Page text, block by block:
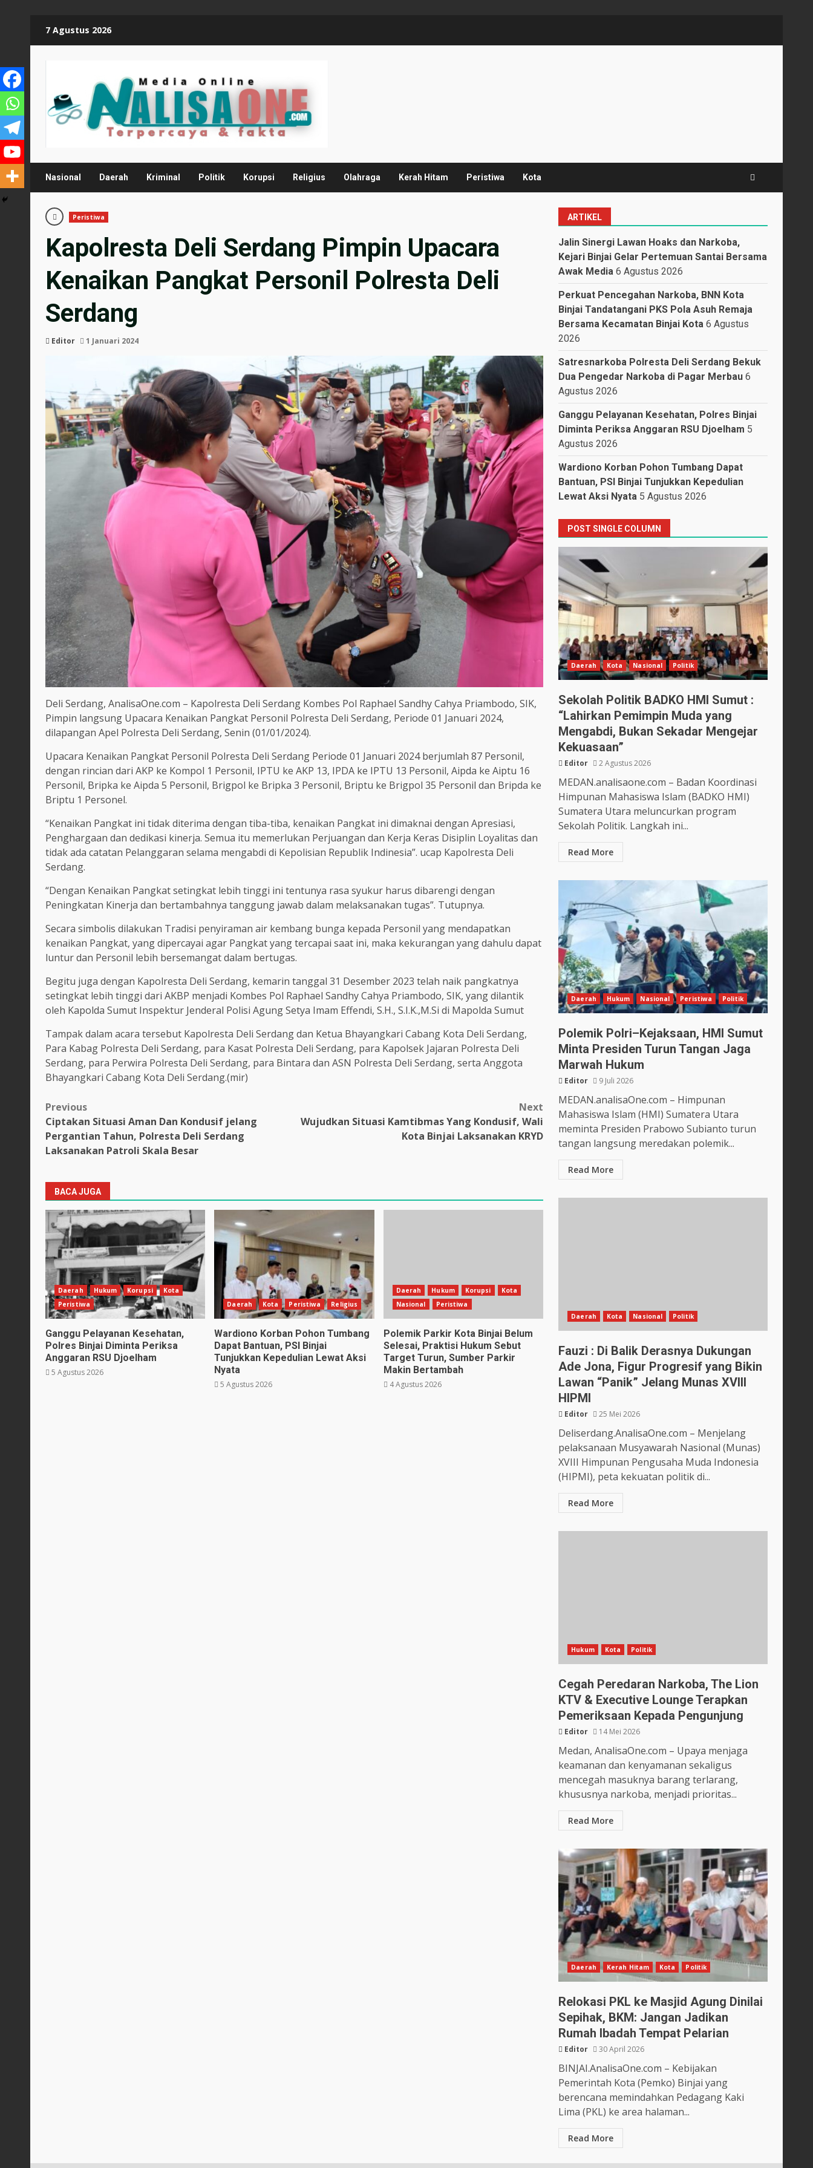
7 Agustus 2026
Nasional Daerah Kriminal Politik Korupsi Religius Olahraga Kerah Hitam Peristiwa Kota
Peristiwa
Kapolresta Deli Serdang Pimpin Upacara
Kenaikan Pangkat Personil Polresta Deli
Serdang
Editor 1 Januari 2024
Deli Serdang, AnalisaOne.com – Kapolresta Deli Serdang Kombes Pol Raphael Sandhy Cahya Priambodo, SIK,
Pimpin langsung Upacara Kenaikan Pangkat Personil Polresta Deli Serdang, Periode 01 Januari 2024,
dilapangan Apel Polresta Deli Serdang, Senin (01/01/2024).
Upacara Kenaikan Pangkat Personil Polresta Deli Serdang Periode 01 Januari 2024 berjumlah 87 Personil,
dengan rincian dari AKP ke Kompol 1 Personil, IPTU ke AKP 13, IPDA ke IPTU 13 Personil, Aipda ke Aiptu 16
Personil, Bripka ke Aipda 5 Personil, Brigpol ke Bripka 3 Personil, Briptu ke Brigpol 35 Personil dan Bripda ke
Briptu 1 Personel.
“Kenaikan Pangkat ini tidak diterima dengan tiba-tiba, kenaikan Pangkat ini dimaknai dengan Apresiasi,
Penghargaan dan dedikasi kinerja. Semua itu memerlukan Perjuangan dan Kerja Keras Disiplin Loyalitas dan
tidak ada catatan Pelanggaran selama mengabdi di Kepolisian Republik Indinesia”. ucap Kapolresta Deli
Serdang.
“Dengan Kenaikan Pangkat setingkat lebih tinggi ini tentunya rasa syukur harus dibarengi dengan
Peningkatan Kinerja dan bertambahnya tanggung jawab dalam melaksanakan tugas”. Tutupnya.
Secara simbolis dilakukan Tradisi penyiraman air kembang bunga kepada Personil yang mendapatkan
kenaikan Pangkat, yang dipercayai agar Pangkat yang tercapai saat ini, maka kekurangan yang dahulu dapat
luntur dan Personil lebih bersemangat dalam bertugas.
Begitu juga dengan Kapolresta Deli Serdang, kemarin tanggal 31 Desember 2023 telah naik pangkatnya
setingkat lebih tinggi dari AKBP menjadi Kombes Pol Raphael Sandhy Cahya Priambodo, SIK, yang dilantik
oleh Kapolda Sumut Inspektur Jenderal Polisi Agung Setya Imam Effendi, S.H., S.I.K.,M.Si di Mapolda Sumut
Tampak dalam acara tersebut Kapolresta Deli Serdang dan Ketua Bhayangkari Cabang Kota Deli Serdang,
Para Kabag Polresta Deli Serdang, para Kasat Polresta Deli Serdang, para Kapolsek Jajaran Polresta Deli
Serdang, para Perwira Polresta Deli Serdang, para Bintara dan ASN Polresta Deli Serdang, serta Anggota
Bhayangkari Cabang Kota Deli Serdang.(mir)
Post
navigation
Previous
Ciptakan Situasi Aman Dan Kondusif jelang
Pergantian Tahun, Polresta Deli Serdang
Laksanakan Patroli Skala Besar
Next
Wujudkan Situasi Kamtibmas Yang Kondusif, Wali
Kota Binjai Laksanakan KRYD
BACA JUGA
Daerah Hukum Korupsi
Kota
Peristiwa
Ganggu Pelayanan Kesehatan,
Polres Binjai Diminta Periksa
Anggaran RSU Djoelham
5 Agustus 2026
Daerah Kota Peristiwa Religius
Wardiono Korban Pohon Tumbang
Dapat Bantuan, PSI Binjai
Tunjukkan Kepedulian Lewat Aksi
Nyata
5 Agustus 2026
Daerah Hukum Korupsi
Kota
Nasional
Peristiwa
Polemik Parkir Kota Binjai Belum
Selesai, Praktisi Hukum Sebut
Target Turun, Sumber Parkir
Makin Bertambah
4 Agustus 2026
ARTIKEL
Jalin Sinergi Lawan Hoaks dan Narkoba,
Kejari Binjai Gelar Pertemuan Santai Bersama
Awak Media 6 Agustus 2026
Perkuat Pencegahan Narkoba, BNN Kota
Binjai Tandatangani PKS Pola Asuh Remaja
Bersama Kecamatan Binjai Kota 6 Agustus
2026
Satresnarkoba Polresta Deli Serdang Bekuk
Dua Pengedar Narkoba di Pagar Merbau 6
Agustus 2026
Ganggu Pelayanan Kesehatan, Polres Binjai
Diminta Periksa Anggaran RSU Djoelham 5
Agustus 2026
Wardiono Korban Pohon Tumbang Dapat
Bantuan, PSI Binjai Tunjukkan Kepedulian
Lewat Aksi Nyata 5 Agustus 2026
POST SINGLE COLUMN
Daerah Kota Nasional Politik
Sekolah Politik BADKO HMI Sumut :
“Lahirkan Pemimpin Muda yang
Mengabdi, Bukan Sekadar Mengejar
Kekuasaan”
Editor 2 Agustus 2026
MEDAN.analisaone.com – Badan Koordinasi
Himpunan Mahasiswa Islam (BADKO HMI)
Sumatera Utara meluncurkan program
Sekolah Politik. Langkah ini...
Read More
Daerah Hukum Nasional Peristiwa Politik
Polemik Polri–Kejaksaan, HMI Sumut
Minta Presiden Turun Tangan Jaga
Marwah Hukum
Editor 9 Juli 2026
MEDAN.analisaOne.com – Himpunan
Mahasiswa Islam (HMI) Sumatera Utara
meminta Presiden Prabowo Subianto turun
tangan langsung meredakan polemik...
Read More
Daerah Kota Nasional Politik
Fauzi : Di Balik Derasnya Dukungan
Ade Jona, Figur Progresif yang Bikin
Lawan “Panik” Jelang Munas XVIII
HIPMI
Editor 25 Mei 2026
Deliserdang.AnalisaOne.com – Menjelang
pelaksanaan Musyawarah Nasional (Munas)
XVIII Himpunan Pengusaha Muda Indonesia
(HIPMI), peta kekuatan politik di...
Read More
Hukum Kota Politik
Cegah Peredaran Narkoba, The Lion
KTV & Executive Lounge Terapkan
Pemeriksaan Kepada Pengunjung
Editor 14 Mei 2026
Medan, AnalisaOne.com – Upaya menjaga
keamanan dan kenyamanan sekaligus
mencegah masuknya barang terlarang,
khususnya narkoba, menjadi prioritas...
Read More
Daerah Kerah Hitam Kota Politik
Relokasi PKL ke Masjid Agung Dinilai
Sepihak, BKM: Jangan Jadikan
Rumah Ibadah Tempat Pelarian
Editor 30 April 2026
BINJAI.AnalisaOne.com – Kebijakan
Pemerintah Kota (Pemko) Binjai yang
berencana memindahkan Pedagang Kaki
Lima (PKL) ke area halaman...
Read More